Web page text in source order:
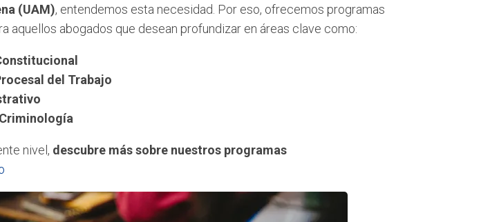
(UAM), entendemos esta necesidad. Por eso, ofrecemos programas
aquellos abogados que desean profundizar en áreas clave como:
del Trabajo
nivel, descubre más sobre nuestros programas